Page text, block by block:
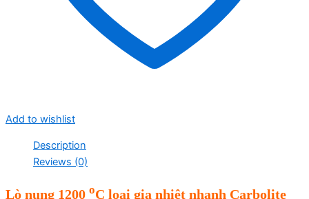
Add to wishlist
Description
Reviews (0)
Lò nung 1200 oC loại gia nhiệt nhanh Carbolite